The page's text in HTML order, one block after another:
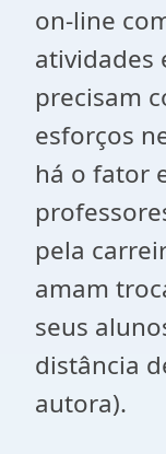
on-line
atividades
precisam
esforços
há o fator
pela
amam
seus
distância
autora).